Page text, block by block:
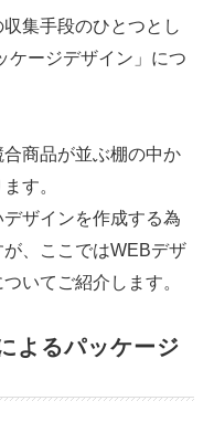
集手段のひとつとし
ケージデザイン」につ
商品が並ぶ棚の中か
す。
ザインを作成する為
、ここではWEBデザ
いてご紹介します。
よるパッケージ